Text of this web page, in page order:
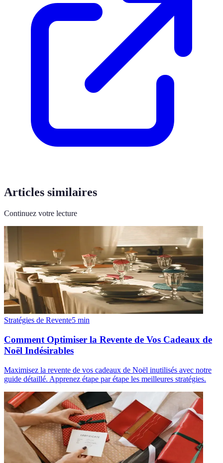
Articles similaires
Continuez votre lecture
Stratégies de Revente5 min
Comment Optimiser la Revente de Vos Cadeaux de
Noël Indésirables
Maximisez la revente de vos cadeaux de Noël inutilisés avec notre
guide détaillé. Apprenez étape par étape les meilleures stratégies.